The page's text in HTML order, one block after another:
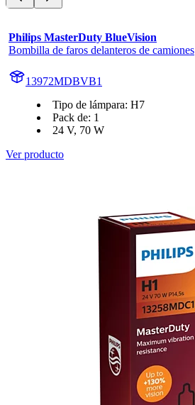
Philips MasterDuty BlueVision
Bombilla de faros delanteros de camiones
13972MDBVB1
Tipo de lámpara: H7
Pack de: 1
24 V, 70 W
Ver producto